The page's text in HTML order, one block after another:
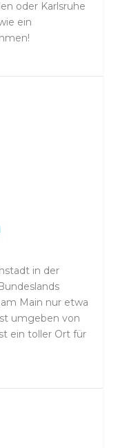
oder Karlsruhe
ein
in der
Main nur etwa
umgeben von
ein toller Ort für